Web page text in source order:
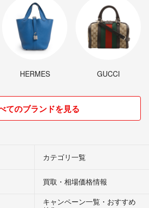
HERMES GUCCI
てのブランドを見る
カテゴリ一覧
買取・相場価格情報
キャンペーン一覧・おすすめ